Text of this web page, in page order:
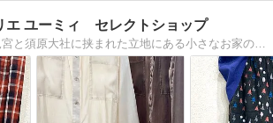
ユーミィ セレクトショップ
伊勢市の月夜見宮と須原大社に挟まれた立地にある小さなお家の様なセレクトショップです。国内外のお洋服やファッション小物を中心に扱っております。デザイナー経験を活かして、ファッションの楽しみを提案出来れば幸いです。アトリエ ユーミィ